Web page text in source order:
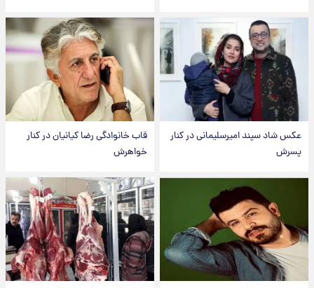
عکس شاد سپند امیرسلیمانی در کنار
پسرش
قاب خانوادگی رضا کیانیان در کنار
خواهرش